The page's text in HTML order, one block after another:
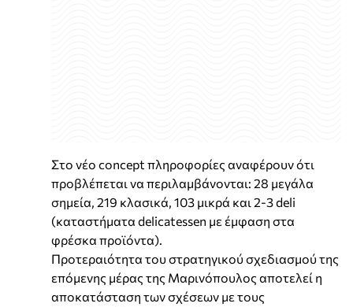
Στο νέο concept πληροφορίες αναφέρουν ότι
προβλέπεται να περιλαμβάνονται: 28 μεγάλα
σημεία, 219 κλασικά, 103 μικρά και 2-3 deli
(καταστήματα delicatessen με έμφαση στα
φρέσκα προϊόντα).
Προτεραιότητα του στρατηγικού σχεδιασμού της
επόμενης μέρας της Μαρινόπουλος αποτελεί η
αποκατάσταση των σχέσεων με τους